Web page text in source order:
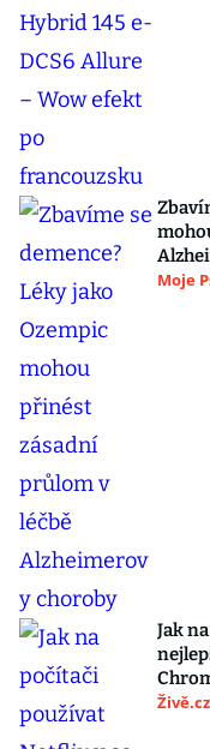
Moje
Jak
Živě.cz